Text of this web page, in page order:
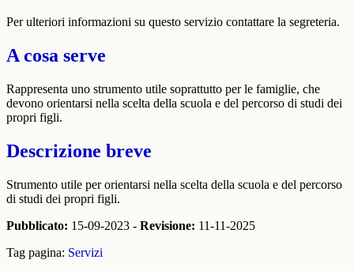
Per ulteriori informazioni su questo servizio contattare la segreteria.
A cosa serve
Rappresenta uno strumento utile soprattutto per le famiglie, che
devono orientarsi nella scelta della scuola e del percorso di studi dei
propri figli.
Descrizione breve
Strumento utile per orientarsi nella scelta della scuola e del percorso
di studi dei propri figli.
Pubblicato: 15-09-2023 - Revisione: 11-11-2025
Tag pagina: Servizi